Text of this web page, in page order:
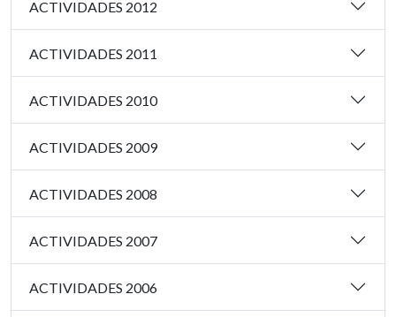
ACTIVIDADES 2012
ACTIVIDADES 2011
ACTIVIDADES 2010
ACTIVIDADES 2009
ACTIVIDADES 2008
ACTIVIDADES 2007
ACTIVIDADES 2006